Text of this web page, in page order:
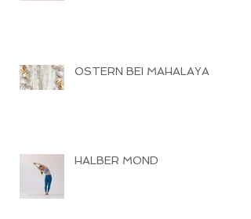
OSTERN BEI MAHALAYA
HALBER MOND